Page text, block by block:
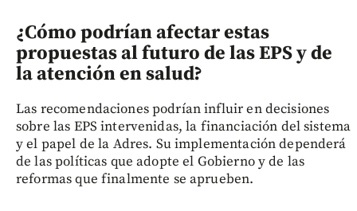
¿Cómo podrían afectar estas
propuestas al futuro de las EPS y de
la atención en salud?
Las recomendaciones podrían influir en decisiones
sobre las EPS intervenidas, la financiación del sistema
y el papel de la Adres. Su implementación dependerá
de las políticas que adopte el Gobierno y de las
reformas que finalmente se aprueben.